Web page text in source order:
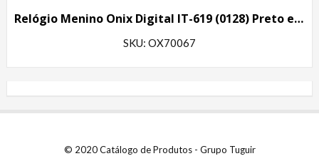
Relógio Menino Onix Digital IT-619 (0128) Preto e Vermelho
SKU: OX70067
© 2020 Catálogo de Produtos - Grupo Tuguir